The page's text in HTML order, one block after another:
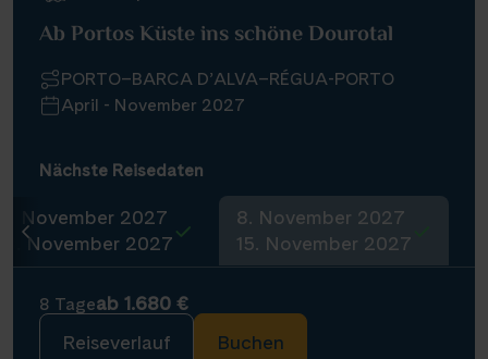
Ab Portos Küste ins schöne Dourotal
PORTO–BARCA D’ALVA–RÉGUA-PORTO
April - November 2027
Nächste Reisedaten
1. November 2027
8. November 2027
8. November 2027
15. November 2027
8 Tageab 1.680 €
Reiseverlauf
Buchen